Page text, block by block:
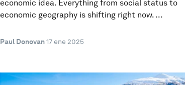
economic idea. Everything from social status to
economic geography is shifting right now. ...
Paul Donovan 17 ene 2025